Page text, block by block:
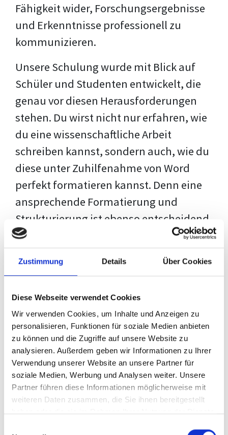
Zustimmung Details Über Cookies
Diese Webseite verwendet Cookies
Wir verwenden Cookies, um Inhalte und Anzeigen zu
personalisieren, Funktionen für soziale Medien anbieten
zu können und die Zugriffe auf unsere Website zu
analysieren. Außerdem geben wir Informationen zu Ihrer
Verwendung unserer Website an unsere Partner für
soziale Medien, Werbung und Analysen weiter. Unsere
Partner führen diese Informationen möglicherweise mit
weiteren Daten zusammen, die Sie ihnen bereitgestellt
haben oder die sie im Rahmen Ihrer Nutzung der Dienste
Fähigkeit wider, Forschungsergebnisse
und Erkenntnisse professionell zu
kommunizieren.
Unsere Schulung wurde mit Blick auf
Schüler und Studenten entwickelt, die
genau vor diesen Herausforderungen
stehen. Du wirst nicht nur erfahren, wie
du eine wissenschaftliche Arbeit
schreiben kannst, sondern auch, wie du
diese unter Zuhilfenahme von Word
perfekt formatieren kannst. Denn eine
ansprechende Formatierung und
Strukturierung ist ebenso entscheidend
wie der Inhalt selbst. Jeder Prüfer hat
eigene Erwartungen, und unsere
Schulung ist so konzipiert, dass sie dir
deiner individuellen Vorlage zeigt,
anstatt eine Einheitslösung zu bieten.
Der Prozess des wissenschaftlichen
Schreibens kann ohne das richtige
Wissen eine große Herausforderung
darstellen. Jedoch, ausgestattet mit
denTechniken und Strategiendieses
Kurses, wird die Formatierung deiner